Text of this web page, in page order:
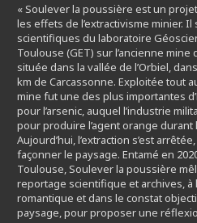
« Soulever la poussière est un
les effets de l’extractivisme minier.
scientifiques du laboratoire
Toulouse (GET) sur l’ancienne mine
située dans la vallée de l’Orbiel,
km de Carcassonne. Exploitée tout
mine fut une des plus importantes
pour l’arsenic, auquel l’industrie
pour produire l’agent orange durant
Aujourd’hui, l’extraction s’est
façonner le paysage. Entamé en
Toulouse, Soulever la poussière
reportage scientifique et archives,
romantique et dans le constat
paysage, pour proposer une